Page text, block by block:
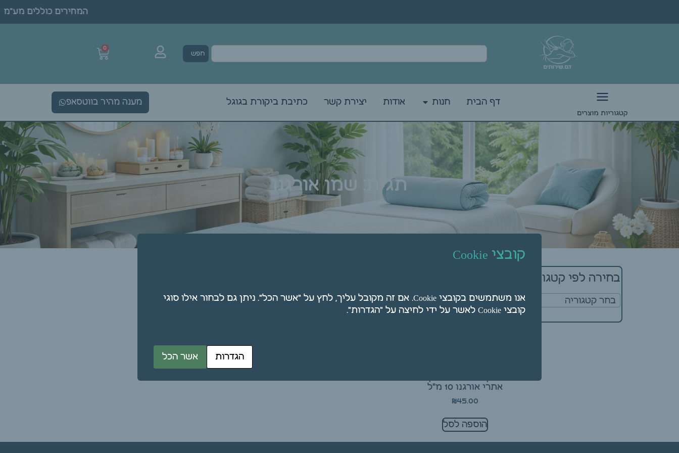
המחירים כוללים מע"מ
חפש
0
מענה מהיר בווטסאפ
קטגוריות מוצרים
דף הבית חנות אודות יצירת קשר כתיבת ביקורת בגוגל
תגית: שמן אורגנו
בחירה לפי קטגוריה
בחר קטגוריה
אתרי אורגנו 10 מ"ל
₪45.00
הוספה לסל
קובצי Cookie
אנו משתמשים בקובצי Cookie. אם זה מקובל עליך, לחץ על "אשר הכל". ניתן גם לבחור אילו סוגי
קובצי Cookie לאשר על ידי לחיצה על "הגדרות".
הגדרות אשר הכל